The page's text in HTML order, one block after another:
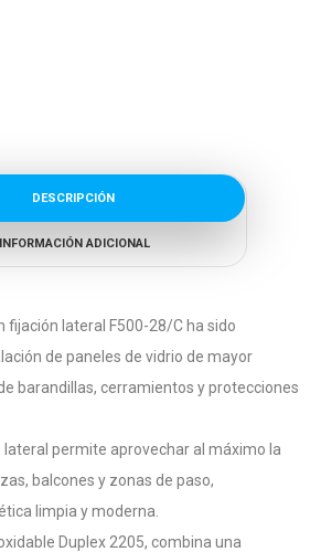
DESCRIPCIÓN
INFORMACIÓN ADICIONAL
fijación lateral F500-28/C ha sido
de paneles de vidrio de mayor
barandillas, cerramientos y protecciones
permite aprovechar al máximo la
balcones y zonas de paso,
limpia y moderna.
Duplex 2205, combina una